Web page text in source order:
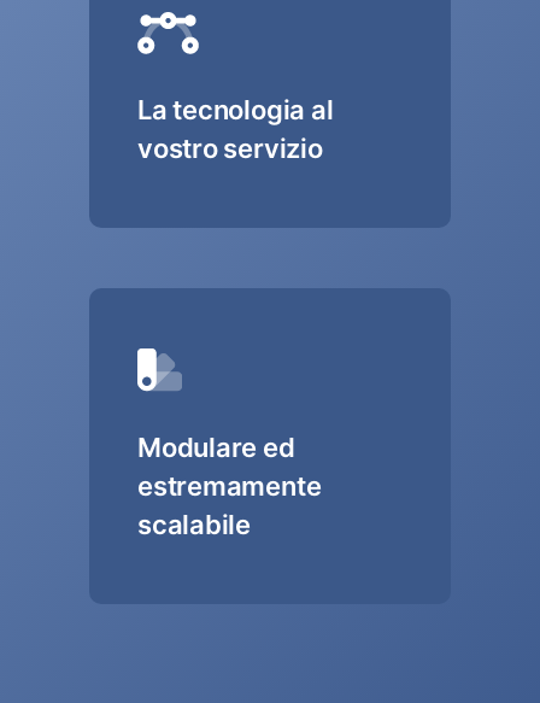
La tecnologia al
vostro servizio
Modulare ed
estremamente
scalabile